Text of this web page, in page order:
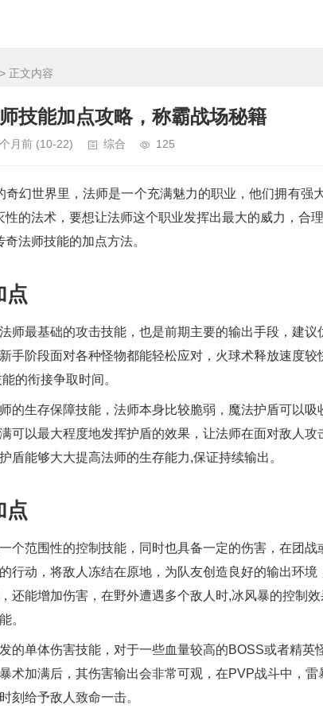
> 正文内容
技能加点攻略，称霸战场秘籍
月前 (10-22) 综合 125
奇幻世界里，法师是一个充满魅力的职业，他们拥有强
性的法术，要想让法师这个职业发挥出最大的威力，合
法师技能的加点方法。
点
法师最基础的攻击技能，也是前期主要的输出手段，建
手阶段面对各种怪物都能轻松应对，火球术释放速度
的衔接争取时间。
师的生存保障技能，法师本身比较脆弱，魔法护盾可以
可以最大程度地发挥护盾的效果，让法师在面对敌人
盾能够大大提高法师的生存能力,保证持续输出。
点
一个范围性的控制技能，同时也具备一定的伤害，在团
行动，将敌人冻结在原地，为队友创造良好的输出环
还能增加伤害，在野外遭遇多个敌人时,冰风暴的控制
。
发的单体伤害技能，对于一些血量较高的BOSS或者精
术加满后，其伤害输出会非常可观，在PVP战斗中，
刻给予敌人致命一击。